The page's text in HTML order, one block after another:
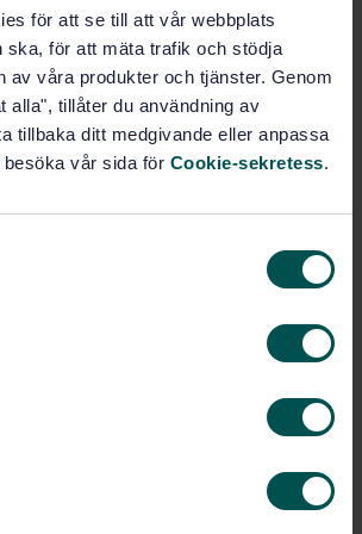
för att se till att vår webbplats
ska, för att mäta trafik och stödja
av våra produkter och tjänster. Genom
alla", tillåter du användning av
tillbaka ditt medgivande eller anpassa
vår sida för Cookie-sekretess.
· SS-EN 13830:2015+A1:2020
på standarden - Läs mer
Fler alternativ
Maskindrivna dörrar för